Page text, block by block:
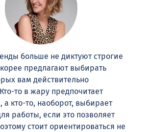
больше не диктуют строгие
предлагают выбирать
вам действительно
то в жару предпочитает
а кто-то, наоборот, выбирает
работы, если это позволяет
стоит ориентироваться не